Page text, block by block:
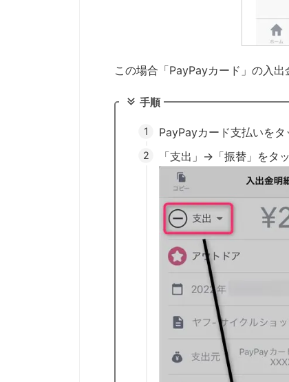
この場合「PayPayカード」の入
手順
PayPayカード支払いをタ
「支出」→「振替」をタ